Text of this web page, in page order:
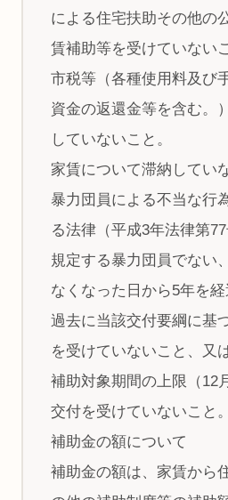
による住宅扶助その他の
賃補助等を受けていない
市税等（各種使用料及び
資金の返還金等を含む。
していないこと。
家賃について滞納してい
暴力団員による不当な行
る法律（平成3年法律第
規定する暴力団員でない
なくなった日から5年を経
過去に当該交付要綱に基
を受けていないこと、又
補助対象期間の上限（12
交付を受けていないこと。
補助金の額について
補助金の額は、家賃から